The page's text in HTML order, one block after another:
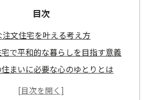
目次
文住宅を叶える考え方
で平和的な暮らしを目指す意義
まいに必要な心のゆとりとは
安心を支える注文住宅の特徴